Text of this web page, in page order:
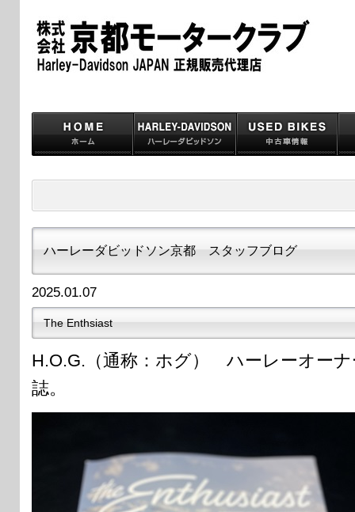
ハーレーダビッドソン京都 スタッフブログ
2025.01.07
The Enthsiast
H.O.G.（通称：ホグ） ハーレーオー
誌。